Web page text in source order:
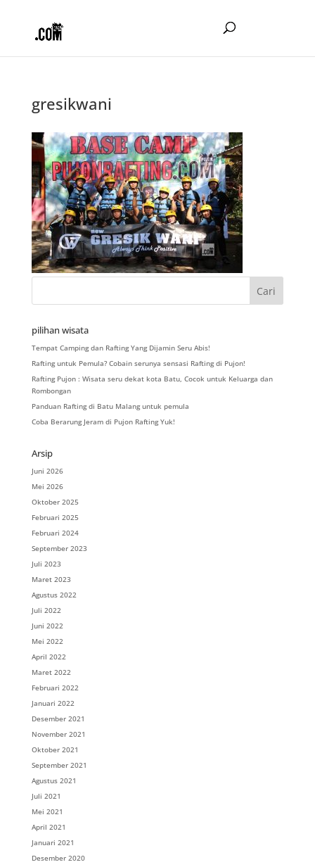
gresikwani
pilihan wisata
Tempat Camping dan Rafting Yang Dijamin Seru Abis!
Rafting untuk Pemula? Cobain serunya sensasi Rafting di Pujon!
Rafting Pujon : Wisata seru dekat kota Batu, Cocok untuk Keluarga dan
Rombongan
Panduan Rafting di Batu Malang untuk pemula
Coba Berarung Jeram di Pujon Rafting Yuk!
Arsip
Juni 2026
Mei 2026
Oktober 2025
Februari 2025
Februari 2024
September 2023
Juli 2023
Maret 2023
Agustus 2022
Juli 2022
Juni 2022
Mei 2022
April 2022
Maret 2022
Februari 2022
Januari 2022
Desember 2021
November 2021
Oktober 2021
September 2021
Agustus 2021
Juli 2021
Mei 2021
April 2021
Januari 2021
Desember 2020